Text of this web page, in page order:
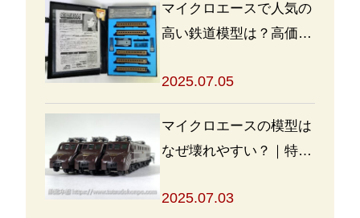
マイクロエースで人気の
高い鉄道模型は？高価買
2025.07.05
マイクロエースの模型は
なぜ壊れやすい？｜特徴
2025.07.03